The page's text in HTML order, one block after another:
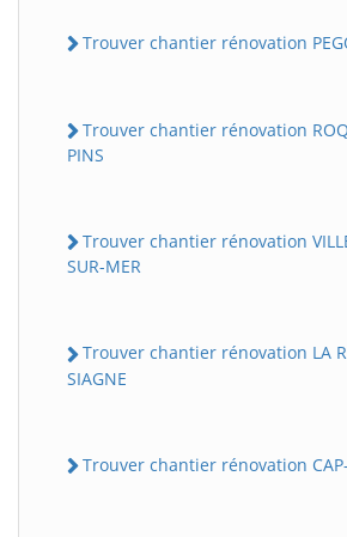
Trouver chantier rénovation
Trouver chantier rénovation
PINS
Trouver chantier rénovation
SUR-MER
Trouver chantier rénovation LA
SIAGNE
Trouver chantier rénovation CAP-